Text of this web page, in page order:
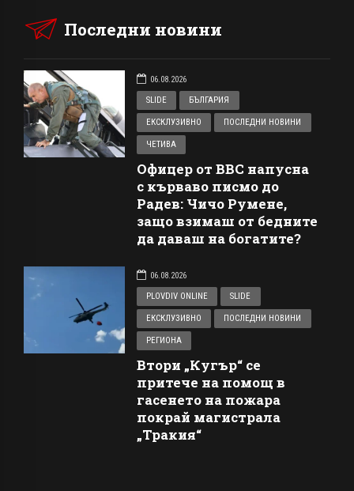
Последни новини
06.08.2026
SLIDE
БЪЛГАРИЯ
ЕКСКЛУЗИВНО ПОСЛЕДНИ НОВИНИ
ЧЕТИВА
Офицер от ВВС напусна
с кърваво писмо до
Радев: Чичо Румене,
защо взимаш от бедните
да даваш на богатите?
06.08.2026
PLOVDIV ONLINE
SLIDE
ЕКСКЛУЗИВНО ПОСЛЕДНИ НОВИНИ
РЕГИОНА
Втори „Кугър“ се
притече на помощ в
гасенето на пожара
покрай магистрала
„Тракия“